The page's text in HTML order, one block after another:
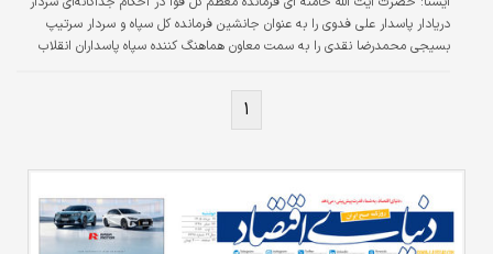
دریادار پاسدار علی فدوی را به عنوان جانشین فرمانده کل سپاه و سردار سرتیپ
بسیجی محمدرضا نقدی را به سمت معاون هماهنگ کننده سپاه پاسداران انقلاب
۱